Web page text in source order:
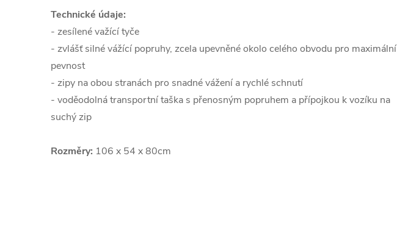
Technické údaje:
- zesílené važící tyče
- zvlášť silné vážící popruhy, zcela upevněné okolo celého obvodu pro maximální
pevnost
- zipy na obou stranách pro snadné vážení a rychlé schnutí
- voděodolná transportní taška s přenosným popruhem a přípojkou k vozíku na
suchý zip
Rozměry: 106 x 54 x 80cm